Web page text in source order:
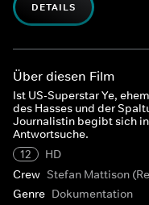
DETAILS
Über diesen Film
Ist US-Superstar Ye,
des Hasses und der
Journalistin begibt sich
Antwortsuche.
12
HD
Crew Stefan Mattison
Genre Dokumentation